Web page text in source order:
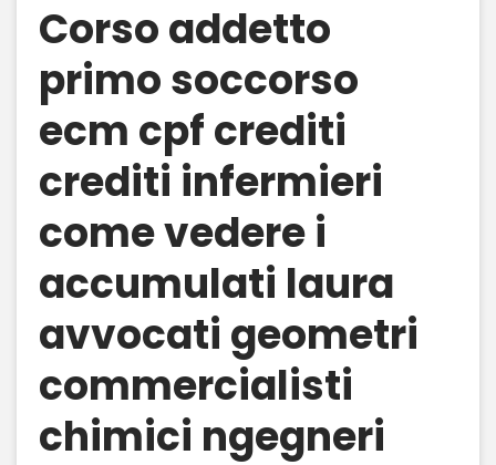
Corso addetto
primo soccorso
ecm cpf crediti
crediti infermieri
come vedere i
accumulati laura
avvocati geometri
commercialisti
chimici ngegneri